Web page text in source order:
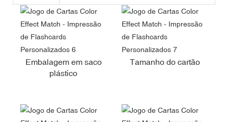
Embalagem em saco
plástico
Tamanho do cartão